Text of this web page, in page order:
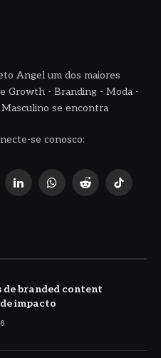
Angel um dos maiores
Growth - Branding - Moda -
se encontra
se conosco:
LinkedInWhatsApp
Reddit TikTok
de branded content
impacto